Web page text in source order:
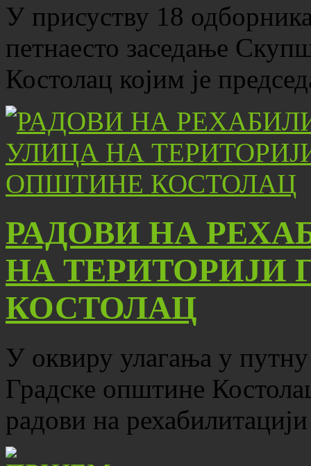
У присуству 18
петнаесто заседање
Костолац којим је
РАДОВИ НА
НА ТЕРИТОРИЈИ
КОСТОЛАЦ
У оквиру улагања у
Градске општине
радови на